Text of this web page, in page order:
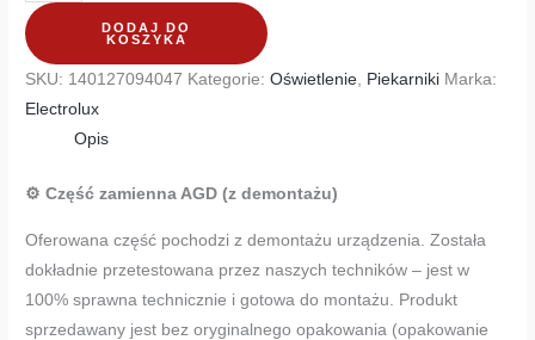
DODAJ DO
KOSZYKA
SKU: 140127094047 Kategorie:Oświetlenie, Piekarniki Marka:
Electrolux
Opis
⚙️ Część zamienna AGD (z demontażu)
Oferowana część pochodzi z demontażu urządzenia. Została
dokładnie przetestowana przez naszych techników – jest w
100% sprawna technicznie i gotowa do montażu. Produkt
sprzedawany jest bez oryginalnego opakowania (opakowanie